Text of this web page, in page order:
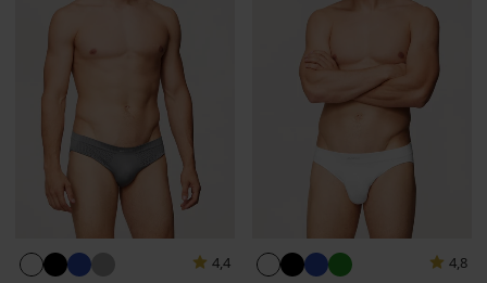
4,4 4,8